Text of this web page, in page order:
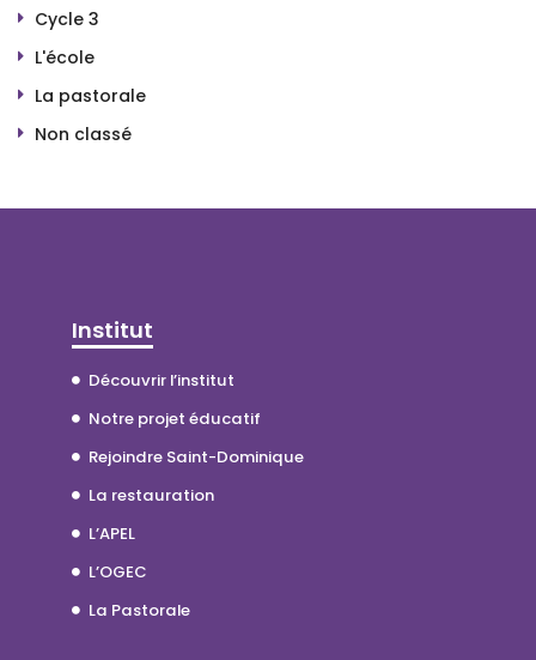
Cycle 3
L'école
La pastorale
Non classé
Institut
Découvrir l’institut
Notre projet éducatif
Rejoindre Saint-Dominique
La restauration
L’APEL
L’OGEC
La Pastorale